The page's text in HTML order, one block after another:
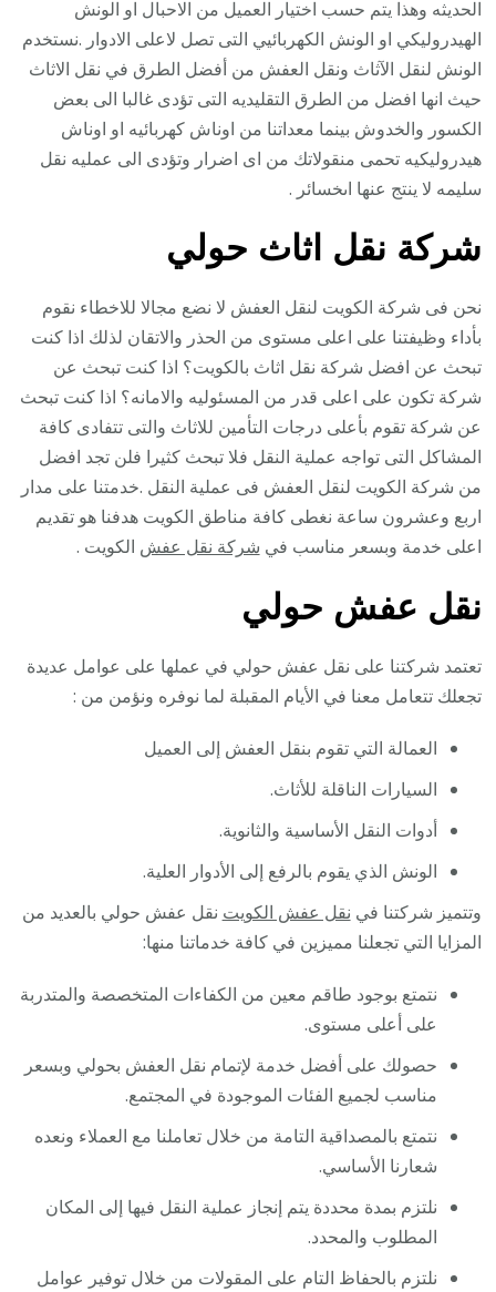
الحديثه وهذا يتم حسب اختيار العميل من الاحبال او الونش
الهيدروليكي او الونش الكهربائيي التى تصل لاعلى الادوار .نستخدم
الونش لنقل الآثاث ونقل العفش من أفضل الطرق في نقل الاثاث
حيث انها افضل من الطرق التقليديه التى تؤدى غالبا الى بعض
الكسور والخدوش بينما معداتنا من اوناش كهربائيه او اوناش
هيدروليكيه تحمى منقولاتك من اى اضرار وتؤدى الى عمليه نقل
سليمه لا ينتج عنها اىخسائر .
شركة نقل اثاث حولي
نحن فى شركة الكويت لنقل العفش لا نضع مجالا للاخطاء نقوم
بأداء وظيفتنا على اعلى مستوى من الحذر والاتقان لذلك اذا كنت
تبحث عن افضل شركة نقل اثاث بالكويت؟ اذا كنت تبحث عن
شركة تكون على اعلى قدر من المسئوليه والامانه؟ اذا كنت تبحث
عن شركة تقوم بأعلى درجات التأمين للاثاث والتى تتفادى كافة
المشاكل التى تواجه عملية النقل فلا تبحث كثيرا فلن تجد افضل
من شركة الكويت لنقل العفش فى عملية النقل .خدمتنا على مدار
اربع وعشرون ساعة نغطى كافة مناطق الكويت هدفنا هو تقديم
اعلى خدمة وبسعر مناسب في شركة نقل عفش الكويت .
نقل عفش حولي
تعتمد شركتنا على نقل عفش حولي في عملها على عوامل عديدة
تجعلك تتعامل معنا في الأيام المقبلة لما نوفره ونؤمن من :
العمالة التي تقوم بنقل العفش إلى العميل
السيارات الناقلة للأثاث.
أدوات النقل الأساسية والثانوية.
الونش الذي يقوم بالرفع إلى الأدوار العلية.
وتتميز شركتنا في نقل عفش الكويت نقل عفش حولي بالعديد من
المزايا التي تجعلنا مميزين في كافة خدماتنا منها:
نتمتع بوجود طاقم معين من الكفاءات المتخصصة والمتدربة
على أعلى مستوى.
حصولك على أفضل خدمة لإتمام نقل العفش بحولي وبسعر
مناسب لجميع الفئات الموجودة في المجتمع.
نتمتع بالمصداقية التامة من خلال تعاملنا مع العملاء ونعده
شعارنا الأساسي.
نلتزم بمدة محددة يتم إنجاز عملية النقل فيها إلى المكان
المطلوب والمحدد.
نلتزم بالحفاظ التام على المقولات من خلال توفير عوامل